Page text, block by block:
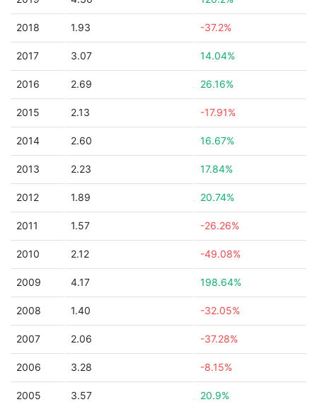
2018 1.93 -37.2%
2017 3.07 14.04%
2016 2.69 26.16%
2015 2.13 -17.91%
2014 2.60 16.67%
2013 2.23 17.84%
2012 1.89 20.74%
2011 1.57 -26.26%
2010 2.12 -49.08%
2009 4.17 198.64%
2008 1.40 -32.05%
2007 2.06 -37.28%
2006 3.28 -8.15%
2005 3.57 20.9%